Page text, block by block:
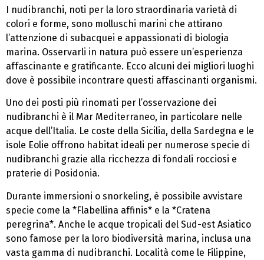
I nudibranchi, noti per la loro straordinaria varietà di
colori e forme, sono molluschi marini che attirano
l’attenzione di subacquei e appassionati di biologia
marina. Osservarli in natura può essere un’esperienza
affascinante e gratificante. Ecco alcuni dei migliori luoghi
dove è possibile incontrare questi affascinanti organismi.
Uno dei posti più rinomati per l’osservazione dei
nudibranchi è il Mar Mediterraneo, in particolare nelle
acque dell’Italia. Le coste della Sicilia, della Sardegna e le
isole Eolie offrono habitat ideali per numerose specie di
nudibranchi grazie alla ricchezza di fondali rocciosi e
praterie di Posidonia.
Durante immersioni o snorkeling, è possibile avvistare
specie come la *Flabellina affinis* e la *Cratena
peregrina*. Anche le acque tropicali del Sud-est Asiatico
sono famose per la loro biodiversità marina, inclusa una
vasta gamma di nudibranchi. Località come le Filippine,